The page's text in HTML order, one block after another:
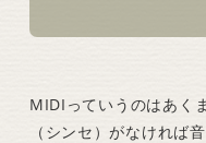
MIDIっていうのはあく
（シンセ）がなければ